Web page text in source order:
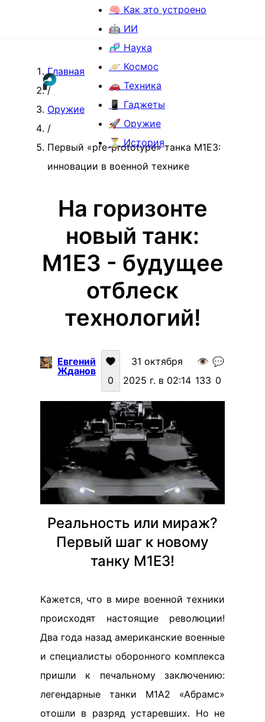
🧠 Как это устроено
🤖 ИИ
🧬 Наука
🪐 Космос
🚗 Техника
📱 Гаджеты
🚀 Оружие
⏳ История
Главная
/
Оружие
/
Первый «pre-prototype» танка M1E3:
инновации в военной технике
На горизонте
новый танк:
M1E3 - будущее
отблеск
технологий!
Евгений
Жданов
0
31 октября
2025 г. в 02:14
👁️
133
💬
0
Реальность или мираж?
Первый шаг к новому
танку M1E3!
Кажется, что в мире военной техники
происходят настоящие революции!
Два года назад американские военные
и специалисты оборонного комплекса
пришли к печальному заключению:
легендарные танки М1А2 «Абрамс»
отошли в разряд устаревших. Но не